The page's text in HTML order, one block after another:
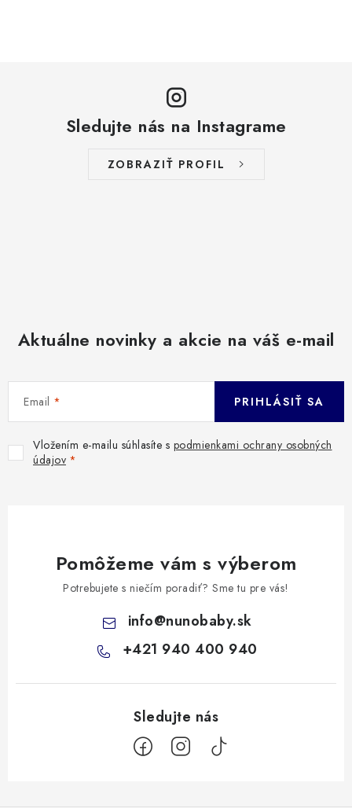
Sledujte nás na Instagrame
ZOBRAZIŤ PROFIL
Aktuálne novinky a akcie na váš e-mail
Email
Vložením e-mailu súhlasíte s podmienkami ochrany osobných
údajov
PRIHLÁSIŤ SA
Pomôžeme vám s výberom
Potrebujete s niečím poradiť? Sme tu pre vás!
info@nunobaby.sk
+421 940 400 940